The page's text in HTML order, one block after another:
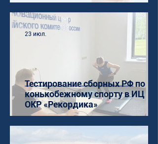
Тестирование сборных РФ по
конькобежному спорту в ИЦ
ОКР «Рекордика»
23 июл.